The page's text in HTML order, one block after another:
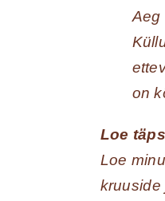
Aeg
on
Loe
Loe
kruuside